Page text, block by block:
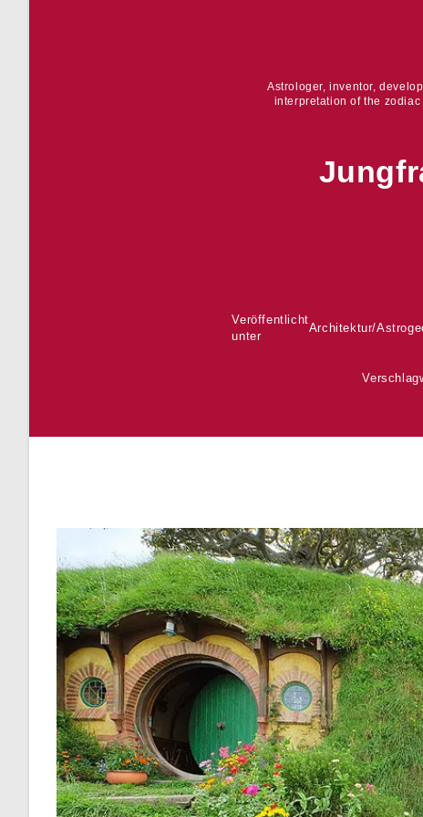
Astrologer, inventor,
interpretation of the
Veröffentlicht
unter
Architektur/